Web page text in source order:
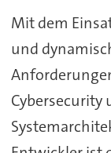
Mit dem
und
Cybersecurity